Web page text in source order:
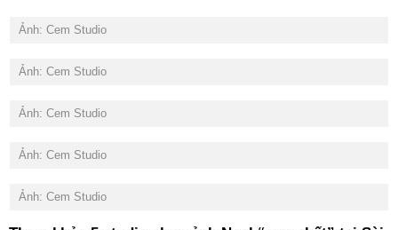
Ảnh: Cem Studio
Ảnh: Cem Studio
Ảnh: Cem Studio
Ảnh: Cem Studio
Ảnh: Cem Studio